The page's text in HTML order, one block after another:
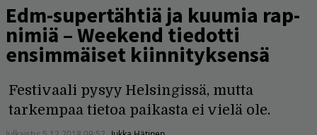
Edm-supertähtiä ja kuumia rap-
nimiä – Weekend tiedotti
ensimmäiset kiinnityksensä
Festivaali pysyy Helsingissä, mutta
tarkempaa tietoa paikasta ei vielä ole.